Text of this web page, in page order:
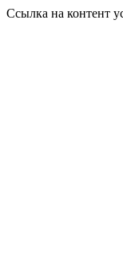
Ссылка на контент